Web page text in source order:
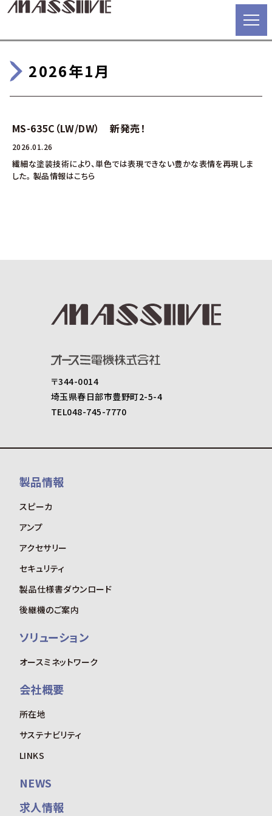
2026年1月
MS-635C（LW/DW） 新発売！
2026.01.26
繊細な塗装技術により、単色では表現できない豊かな表情を再現しま
した。 製品情報はこちら
〒344-0014
埼玉県春日部市豊野町2-5-4
TEL048-745-7770
製品情報
スピーカ
アンプ
アクセサリー
セキュリティ
製品仕様書ダウンロード
後継機のご案内
ソリューション
オースミネットワーク
会社概要
所在地
サステナビリティ
LINKS
NEWS
求人情報